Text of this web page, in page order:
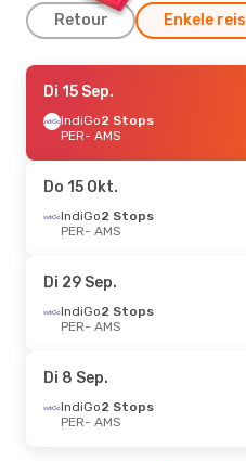
Retour Enkele reis
Vr 4 Sep.- Zo 13 Sep.
PER- AMS
AMS- PER
Di 20 Okt.- Ma 26 Okt.
Cathay Pacific
AMS- PER
Di 15 Sep.
IndiGo2 Stops
PER- AMS
Do 15 Okt.
IndiGo2 Stops
PER- AMS
Di 29 Sep.
IndiGo2 Stops
PER- AMS
Di 8 Sep.
IndiGo2 Stops
PER- AMS